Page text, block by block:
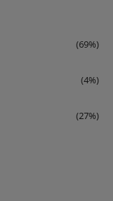
(69%)
(4%)
(27%)